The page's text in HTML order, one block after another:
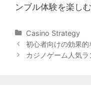
ンブル体験を楽し
Categories
Casino Strategy
Post
navigation
初心者向けの効果
カジノゲーム人気